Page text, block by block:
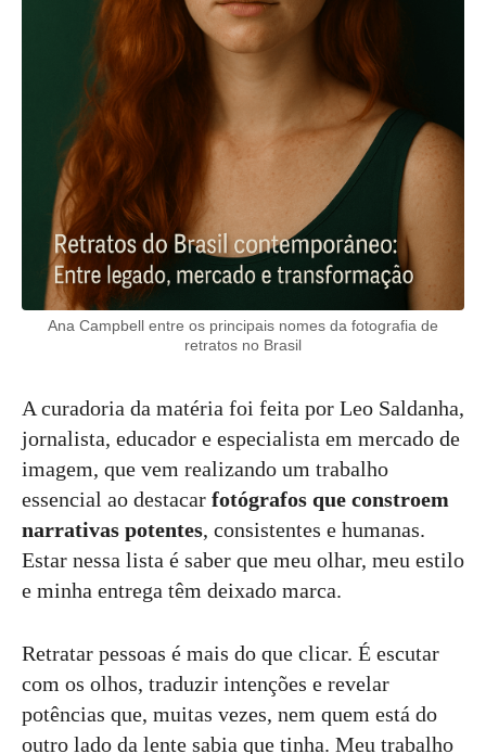
Ana Campbell entre os principais nomes da fotografia de
retratos no Brasil
A curadoria da matéria foi feita por Leo Saldanha,
jornalista, educador e especialista em mercado de
imagem, que vem realizando um trabalho
essencial ao destacar fotógrafos que constroem
narrativas potentes, consistentes e humanas.
Estar nessa lista é saber que meu olhar, meu estilo
e minha entrega têm deixado marca.
Retratar pessoas é mais do que clicar. É escutar
com os olhos, traduzir intenções e revelar
potências que, muitas vezes, nem quem está do
outro lado da lente sabia que tinha. Meu trabalho